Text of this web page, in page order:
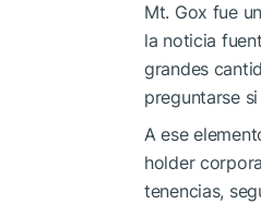
Mt. Gox fue
la noticia
grandes
preguntarse
A ese
holder
tenencias,